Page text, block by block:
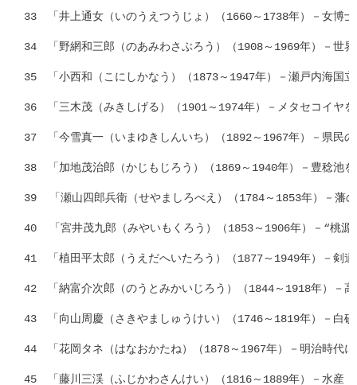
33　「井上通女（いのうえつうじょ）（1660～1738年）－女博
34　「野網和三郎（のあみわさぶろう）（1908～1969年）－世
35　「小西和（こにしかなう）（1873～1947年）－瀬戸内海国
36　「三木茂（みきしげる）（1901～1974年）－メタセコイヤ
37　「今雪真一（いまゆきしんいち）（1892～1967年）－県民
38　「加地茂治郎（かじもじろう）（1869～1940年）－豊稔池
39  「瀬山四郎兵衛（せやましろべえ）（1784～1853年）－藩
40  「宮井茂九郎（みやいもくろう）（1853～1906年）－“桃
41　「植田平太郎（うえだへいたろう）（1877～1949年）－剣
42　「納富介次郎（のうとみかいじろう）（1844～1918年）－
43　「向山周慶（さきやましゅうけい）（1746～1819年）－白
44　「花岡タネ（はなおかたね）（1878～1967年）－明治時代
45　「藤川三渓（ふじかわさんけい）（1816～1889年）－水産